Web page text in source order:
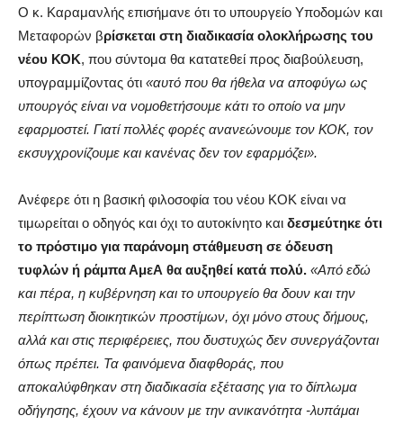
Ο κ. Καραμανλής επισήμανε ότι το υπουργείο Υποδομών και
Μεταφορών βρίσκεται στη διαδικασία ολοκλήρωσης του
νέου ΚΟΚ, που σύντομα θα κατατεθεί προς διαβούλευση,
υπογραμμίζοντας ότι «αυτό που θα ήθελα να αποφύγω ως
υπουργός είναι να νομοθετήσουμε κάτι το οποίο να μην
εφαρμοστεί. Γιατί πολλές φορές ανανεώνουμε τον ΚΟΚ, τον
εκσυγχρονίζουμε και κανένας δεν τον εφαρμόζει».
Ανέφερε ότι η βασική φιλοσοφία του νέου ΚΟΚ είναι να
τιμωρείται ο οδηγός και όχι το αυτοκίνητο και δεσμεύτηκε ότι
το πρόστιμο για παράνομη στάθμευση σε όδευση
τυφλών ή ράμπα ΑμεΑ θα αυξηθεί κατά πολύ. «Από εδώ
και πέρα, η κυβέρνηση και το υπουργείο θα δουν και την
περίπτωση διοικητικών προστίμων, όχι μόνο στους δήμους,
αλλά και στις περιφέρειες, που δυστυχώς δεν συνεργάζονται
όπως πρέπει. Τα φαινόμενα διαφθοράς, που
αποκαλύφθηκαν στη διαδικασία εξέτασης για το δίπλωμα
οδήγησης, έχουν να κάνουν με την ανικανότητα -λυπάμαι